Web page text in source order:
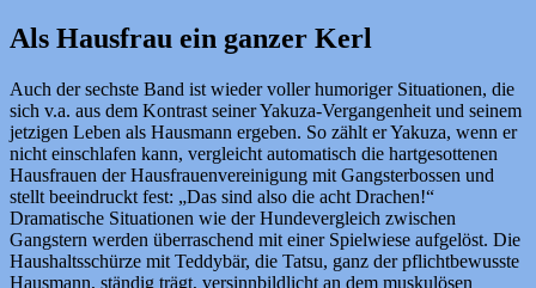
Als Hausfrau ein ganzer Kerl
Auch der sechste Band ist wieder voller humoriger Situationen, die
sich v.a. aus dem Kontrast seiner Yakuza-Vergangenheit und seinem
jetzigen Leben als Hausmann ergeben. So zählt er Yakuza, wenn er
nicht einschlafen kann, vergleicht automatisch die hartgesottenen
Hausfrauen der Hausfrauenvereinigung mit Gangsterbossen und
stellt beeindruckt fest: „Das sind also die acht Drachen!“
Dramatische Situationen wie der Hundevergleich zwischen
Gangstern werden überraschend mit einer Spielwiese aufgelöst. Die
Haushaltsschürze mit Teddybär, die Tatsu, ganz der pflichtbewusste
Hausmann, ständig trägt, versinnbildlicht an dem muskulösen